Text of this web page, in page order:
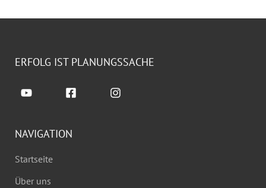
ERFOLG IST PLANUNGSSACHE
NAVIGATION
Startseite
Über uns